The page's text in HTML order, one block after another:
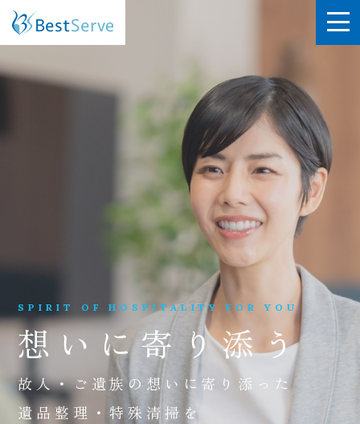
SPIRIT OF HOSPITALITY FOR YOU
想いに寄り添う
故人・ご遺族の想いに寄り添った
遺品整理・特殊清掃を